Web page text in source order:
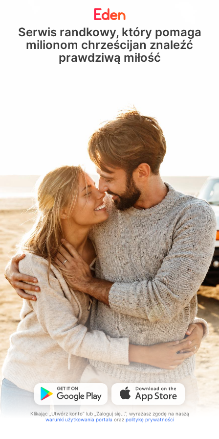
Serwis randkowy, który pomaga
milionom chrześcijan znaleźć
prawdziwą miłość
Klikając „Utwórz konto” lub „Zaloguj się...”, wyrażasz zgodę na naszą
warunki użytkowania portalu oraz politykę prywatności